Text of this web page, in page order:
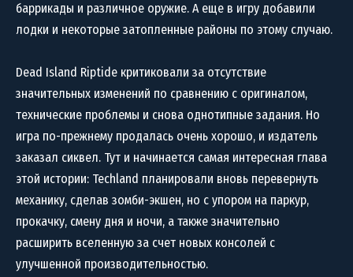
баррикады и различное оружие. А еще в игру добавили
лодки и некоторые затопленные районы по этому случаю.
Dead Island Riptide критиковали за отсутствие
значительных изменений по сравнению с оригиналом,
технические проблемы и снова однотипные задания. Но
игра по-прежнему продалась очень хорошо, и издатель
заказал сиквел. Тут и начинается самая интересная глава
этой истории: Techland планировали вновь перевернуть
механику, сделав зомби-экшен, но с упором на паркур,
прокачку, смену дня и ночи, а также значительно
расширить вселенную за счет новых консолей с
улучшенной производительностью.